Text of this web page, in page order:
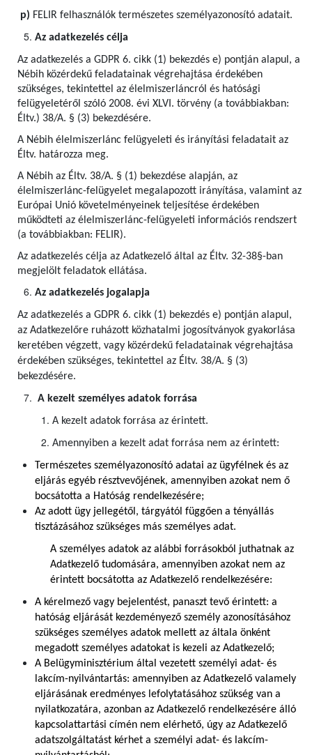
p) FELIR felhasználók természetes személyazonosító adatait.
Az adatkezelés célja
Az adatkezelés a GDPR 6. cikk (1) bekezdés e) pontján alapul, a
Nébih közérdekű feladatainak végrehajtása érdekében
szükséges, tekintettel az élelmiszerláncról és hatósági
felügyeletéről szóló 2008. évi XLVI. törvény (a továbbiakban:
Éltv.) 38/A. § (3) bekezdésére.
A Nébih élelmiszerlánc felügyeleti és irányítási feladatait az
Éltv. határozza meg.
A Nébih az Éltv. 38/A. § (1) bekezdése alapján, az
élelmiszerlánc-felügyelet megalapozott irányítása, valamint az
Európai Unió követelményeinek teljesítése érdekében
működteti az élelmiszerlánc-felügyeleti információs rendszert
(a továbbiakban: FELIR).
Az adatkezelés célja az Adatkezelő által az Éltv. 32-38§-ban
megjelölt feladatok ellátása.
Az adatkezelés jogalapja
Az adatkezelés a GDPR 6. cikk (1) bekezdés e) pontján alapul,
az Adatkezelőre ruházott közhatalmi jogosítványok gyakorlása
keretében végzett, vagy közérdekű feladatainak végrehajtása
érdekében szükséges, tekintettel az Éltv. 38/A. § (3)
bekezdésére.
A kezelt személyes adatok forrása
A kezelt adatok forrása az érintett.
Amennyiben a kezelt adat forrása nem az érintett:
Természetes személyazonosító adatai az ügyfélnek és az
eljárás egyéb résztvevőjének, amennyiben azokat nem ő
bocsátotta a Hatóság rendelkezésére;
Az adott ügy jellegétől, tárgyától függően a tényállás
tisztázásához szükséges más személyes adat.
A személyes adatok az alábbi forrásokból juthatnak az
Adatkezelő tudomására, amennyiben azokat nem az
érintett bocsátotta az Adatkezelő rendelkezésére:
A kérelmező vagy bejelentést, panaszt tevő érintett: a
hatóság eljárását kezdeményező személy azonosításához
szükséges személyes adatok mellett az általa önként
megadott személyes adatokat is kezeli az Adatkezelő;
A Belügyminisztérium által vezetett személyi adat- és
lakcím-nyilvántartás: amennyiben az Adatkezelő valamely
eljárásának eredményes lefolytatásához szükség van a
nyilatkozatára, azonban az Adatkezelő rendelkezésére álló
kapcsolattartási címén nem elérhető, úgy az Adatkezelő
adatszolgáltatást kérhet a személyi adat- és lakcím-